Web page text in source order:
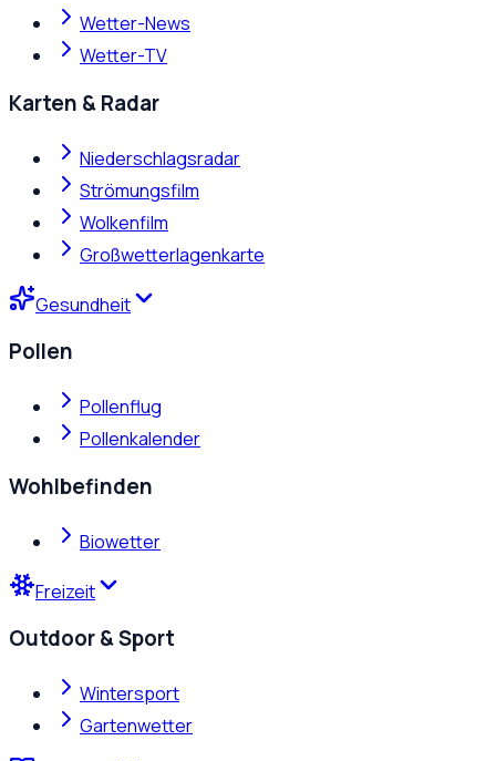
Wetter-News
Wetter-TV
Karten & Radar
Niederschlagsradar
Strömungsfilm
Wolkenfilm
Großwetterlagenkarte
Gesundheit
Pollen
Pollenflug
Pollenkalender
Wohlbefinden
Biowetter
Freizeit
Outdoor & Sport
Wintersport
Gartenwetter